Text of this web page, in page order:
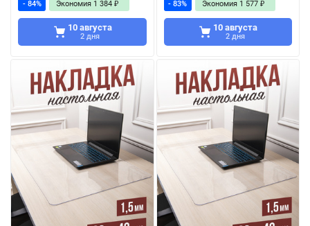
- 84% Экономия 1 384 ₽
10 августа
2 дня
- 83% Экономия 1 577 ₽
10 августа
2 дня